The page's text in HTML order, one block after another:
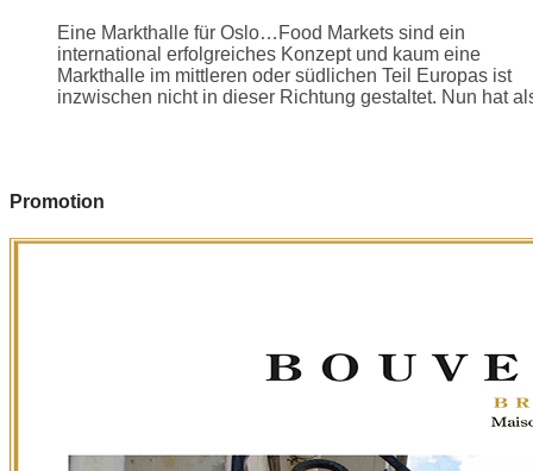
Eine Markthalle für Oslo…Food Markets sind ein
international erfolgreiches Konzept und kaum eine
Markthalle im mittleren oder südlichen Teil Europas ist
inzwischen nicht in dieser Richtung gestaltet. Nun hat
Promotion